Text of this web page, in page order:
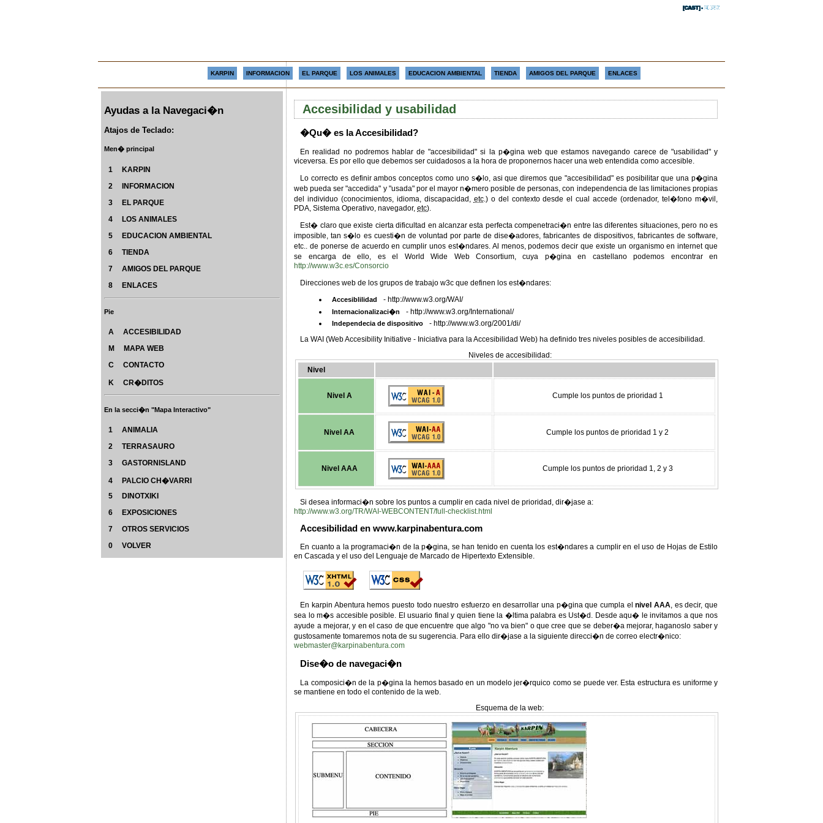
KARPIN INFORMACION EL PARQUE LOS ANIMALES EDUCACION AMBIENTAL TIENDA AMIGOS DEL PARQUE ENLACES
Ayudas a la Navegaci�n
Atajos de Teclado:
Men� principal
1 KARPIN
2 INFORMACION
3 EL PARQUE
4 LOS ANIMALES
5 EDUCACION AMBIENTAL
6 TIENDA
7 AMIGOS DEL PARQUE
8 ENLACES
Pie
A ACCESIBILIDAD
M MAPA WEB
C CONTACTO
K CR�DITOS
En la secci�n "Mapa Interactivo"
1 ANIMALIA
2 TERRASAURO
3 GASTORNISLAND
4 PALCIO CH�VARRI
5 DINOTXIKI
6 EXPOSICIONES
7 OTROS SERVICIOS
0 VOLVER
Accesibilidad y usabilidad
�Qu� es la Accesibilidad?
En realidad no podremos hablar de "accesibilidad" si la p�gina web que estamos navegando carece de "usabilidad" y
viceversa. Es por ello que debemos ser cuidadosos a la hora de proponernos hacer una web entendida como accesible.
Lo correcto es definir ambos conceptos como uno s�lo, asi que diremos que "accesibilidad" es posibilitar que una p�gina
web pueda ser "accedida" y "usada" por el mayor n�mero posible de personas, con independencia de las limitaciones propias
del individuo (conocimientos, idioma, discapacidad, etc.) o del contexto desde el cual accede (ordenador, tel�fono m�vil,
PDA, Sistema Operativo, navegador,etc).
Est� claro que existe cierta dificultad en alcanzar esta perfecta compenetraci�n entre las diferentes situaciones, pero no es
imposible, tan s�lo es cuesti�n de voluntad por parte de dise�adores, fabricantes de dispositivos, fabricantes de software,
etc.. de ponerse de acuerdo en cumplir unos est�ndares. Al menos, podemos decir que existe un organismo en internet que
se encarga de ello, es el World Wide Web Consortium, cuya p�gina en castellano podemos encontrar en
http://www.w3c.es/Consorcio
Direcciones web de los grupos de trabajo w3c que definen los est�ndares:
Accesiblilidad - http://www.w3.org/WAI/
Internacionalizaci�n - http://www.w3.org/International/
Independecia de dispositivo
- http://www.w3.org/2001/di/
La WAI (Web Accesibility Initiative - Iniciativa para la Accesibilidad Web) ha definido tres niveles posibles de accesibilidad.
Niveles de accesibilidad:
Nivel
Nivel A Cumple los puntos de prioridad 1
Nivel AA Cumple los puntos de prioridad 1 y 2
Nivel AAA Cumple los puntos de prioridad 1, 2 y 3
Si desea informaci�n sobre los puntos a cumplir en cada nivel de prioridad, dir�jase a:
http://www.w3.org/TR/WAI-WEBCONTENT/full-checklist.html
Accesibilidad en www.karpinabentura.com
En cuanto a la programaci�n de la p�gina, se han tenido en cuenta los est�ndares a cumplir en el uso de Hojas de Estilo
en Cascada y el uso del Lenguaje de Marcado de Hipertexto Extensible.
En karpin Abentura hemos puesto todo nuestro esfuerzo en desarrollar una p�gina que cumpla elnivel AAA , es decir, que
sea lo m�s accesible posible. El usuario final y quien tiene la �ltima palabra es Ust�d. Desde aqu� le invitamos a que nos
ayude a mejorar, y en el caso de que encuentre que algo "no va bien" o que cree que se deber�a mejorar, haganoslo saber y
gustosamente tomaremos nota de su sugerencia. Para ello dir�jase a la siguiente direcci�n de correo electr�nico:
webmaster@karpinabentura.com
Dise�o de navegaci�n
La composici�n de la p�gina la hemos basado en un modelo jer�rquico como se puede ver. Esta estructura es uniforme y
se mantiene en todo el contenido de la web.
Esquema de la web: